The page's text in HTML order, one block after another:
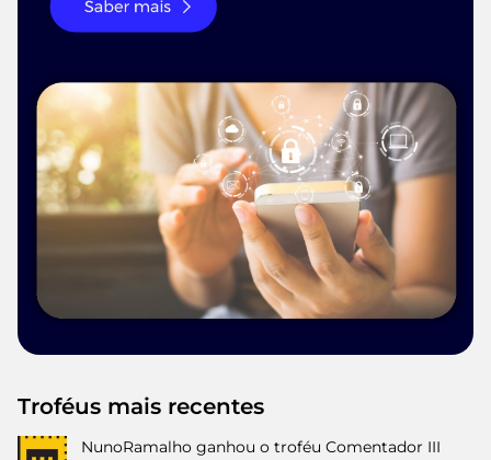
Troféus mais recentes
NunoRamalho ganhou o troféu Comentador III